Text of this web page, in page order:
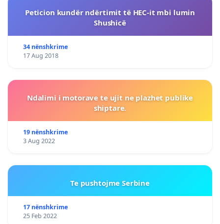
Peticion kundër ndërtimit të HEC-it mbi lumin
Shushicë
34 nënshkrime
17 Aug 2018
Ndalimi i motorave te ujit ne plazhet publike
shiptare.
19 nënshkrime
3 Aug 2022
Te pushtojme Serbine
17 nënshkrime
25 Feb 2022